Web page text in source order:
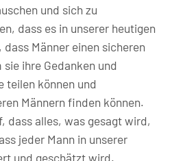
und sich zu
dass es in unserer heutigen
Männer einen sicheren
ihre Gedanken und
teilen können und
Männern finden können.
dass alles, was gesagt wird,
jeder Mann in unserer
und geschätzt wird.